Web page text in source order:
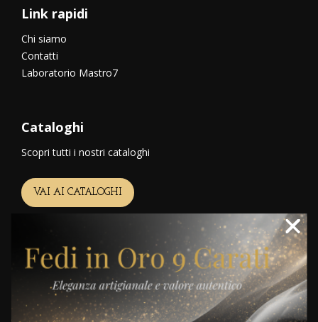
Link rapidi
Chi siamo
Contatti
Laboratorio Mastro7
Cataloghi
Scopri tutti i nostri cataloghi
VAI AI CATALOGHI
Realizzato con cura e amore da Archimede -Privacy
Policy-Cookie Policy-Trasparenza